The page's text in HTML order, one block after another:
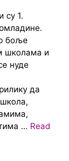
су 1.
боље
школама и
нуде
да
… Read